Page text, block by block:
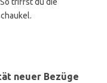
neuer Bezüge